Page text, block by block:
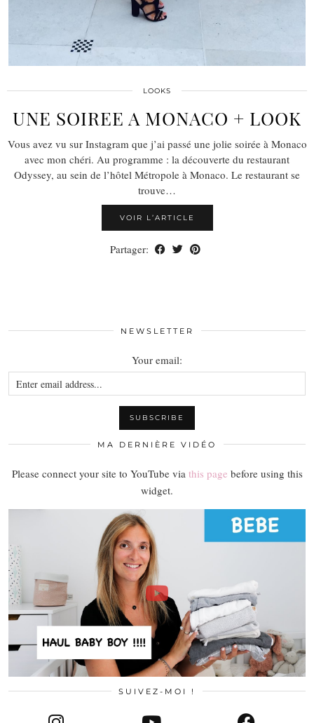
LOOKS
UNE SOIREE A MONACO + LOOK
Vous avez vu sur Instagram que j’ai passé une jolie soirée à Monaco
avec mon chéri. Au programme : la découverte du restaurant
Odyssey, au sein de l’hôtel Métropole à Monaco. Le restaurant se
trouve…
VOIR L’ARTICLE
Partager:
NEWSLETTER
Your email:
MA DERNIÈRE VIDÉO
Please connect your site to YouTube via this page before using this
widget.
SUIVEZ-MOI !